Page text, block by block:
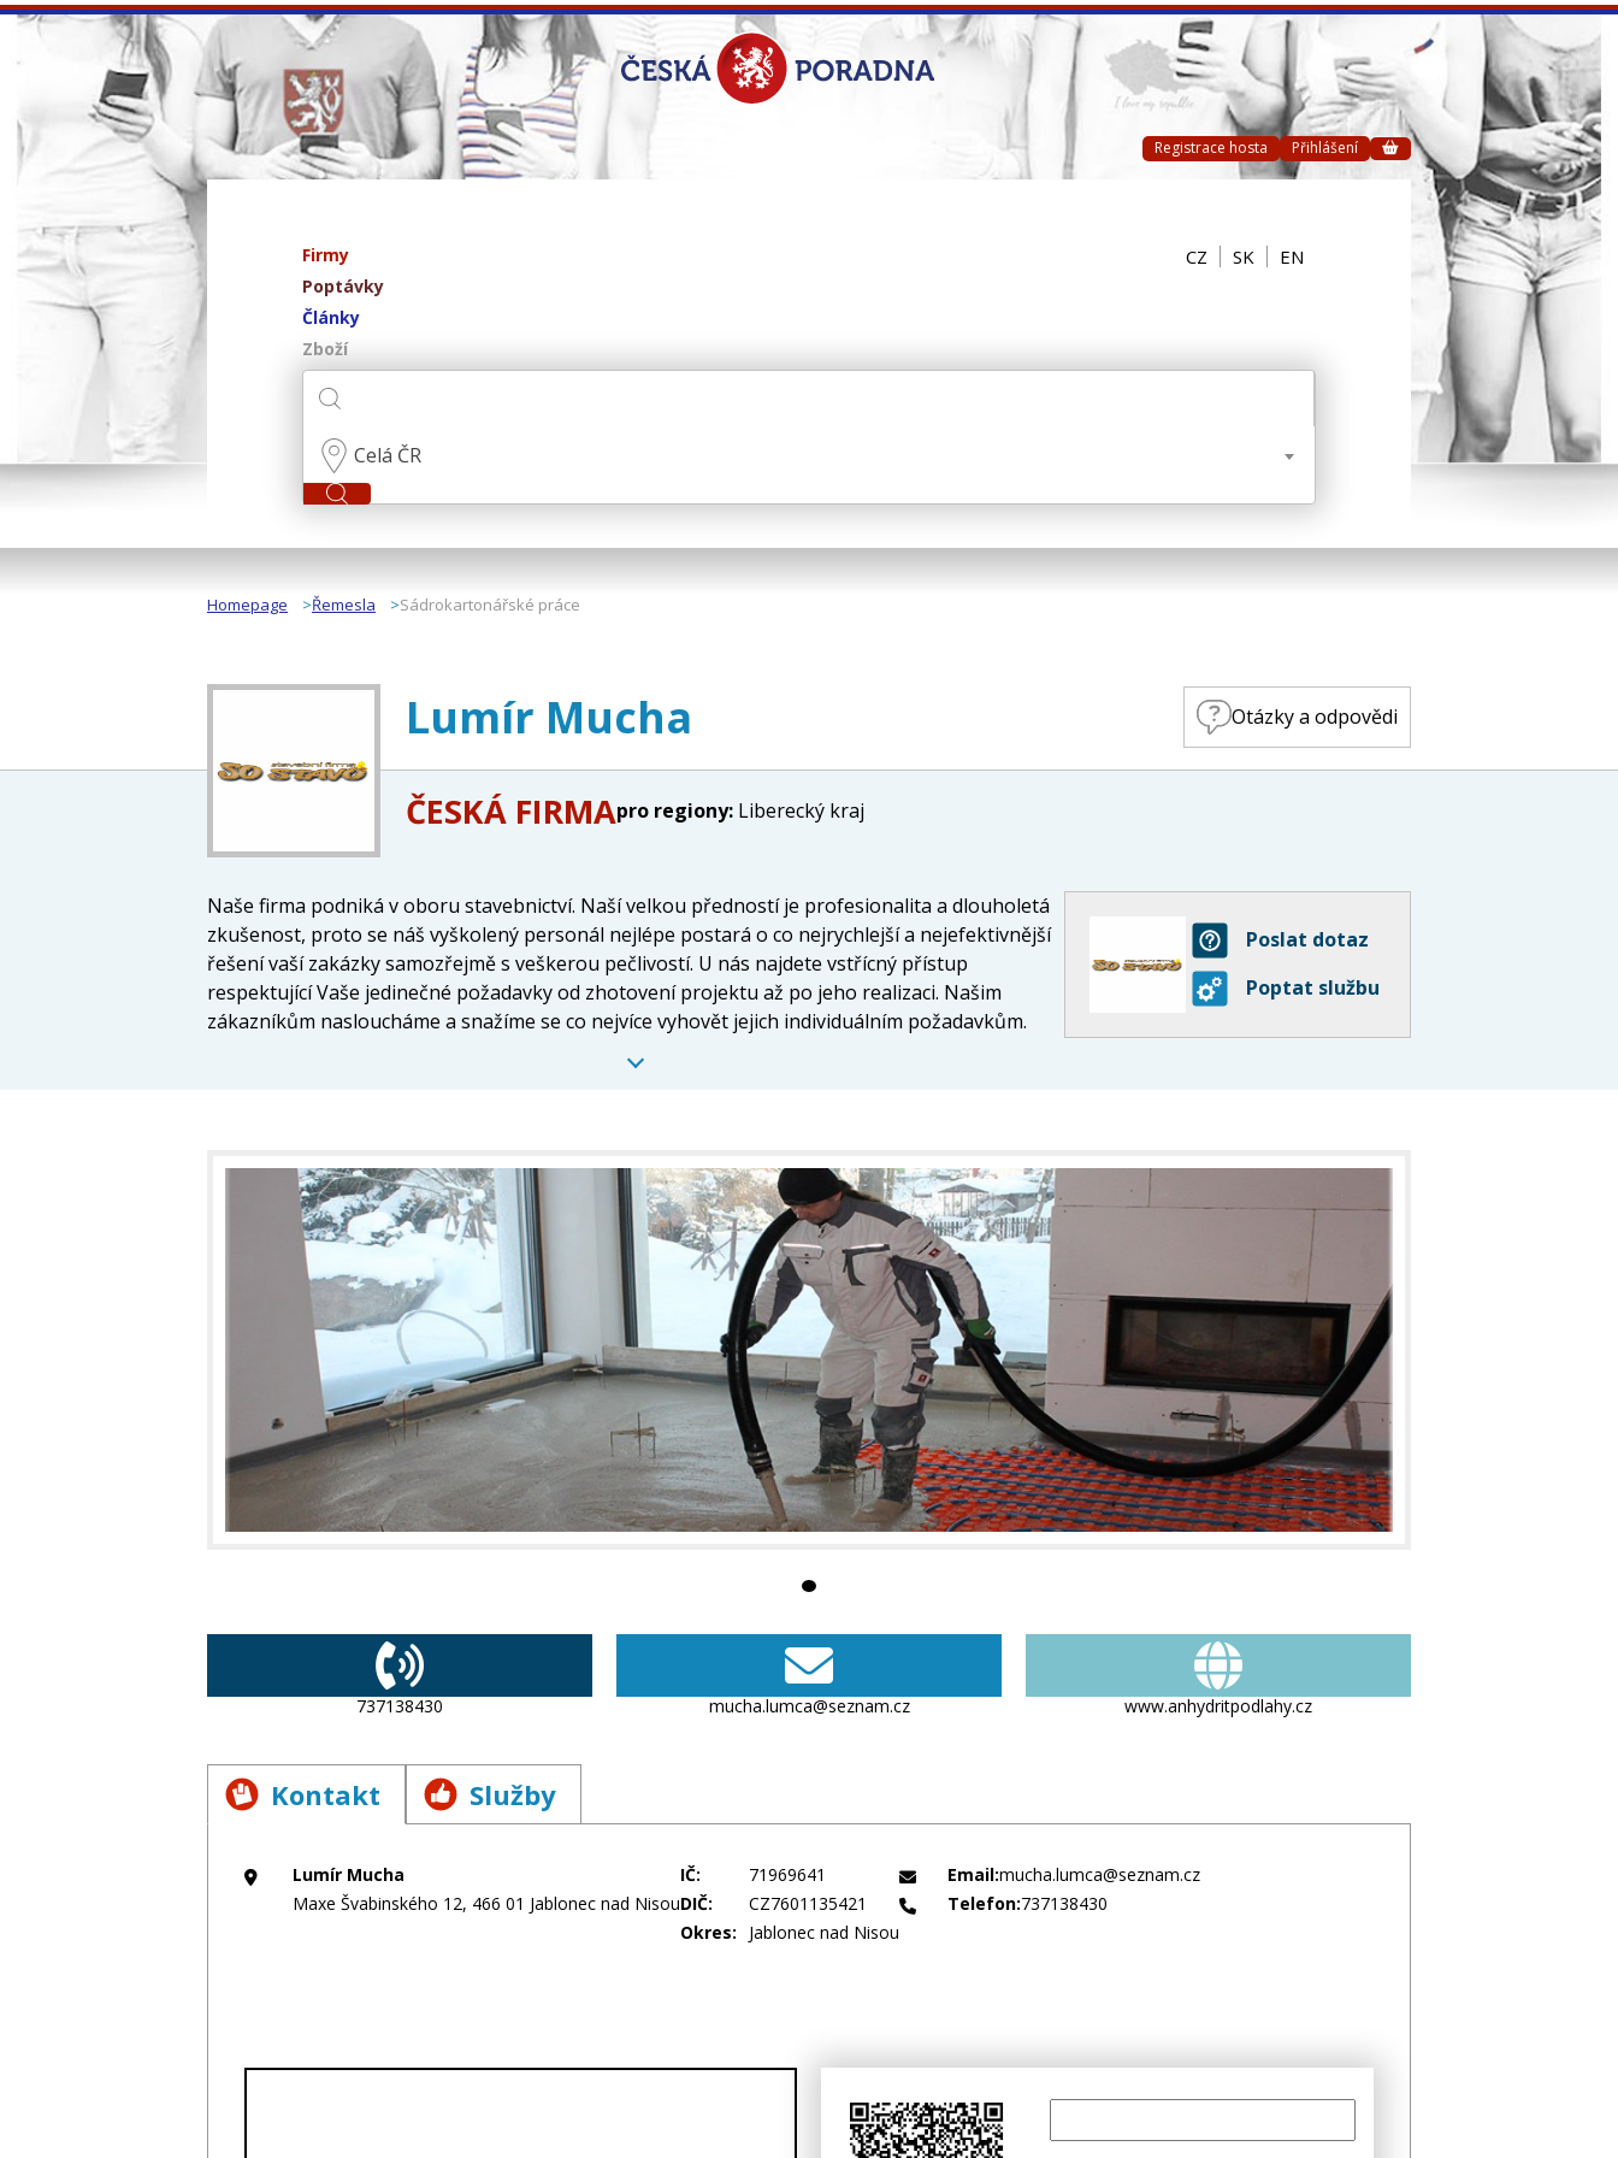
Registrace hosta Přihlášení
Firmy
Poptávky
Články
Zboží
CZ SK EN
Celá ČR
Homepage Řemesla Sádrokartonářské práce
Lumír Mucha Otázky a odpovědi
ČESKÁ FIRMApro regiony: Liberecký kraj
Naše firma podniká v oboru stavebnictví. Naší velkou předností je profesionalita a dlouholetá
zkušenost, proto se náš vyškolený personál nejlépe postará o co nejrychlejší a nejefektivnější
řešení vaší zakázky samozřejmě s veškerou pečlivostí. U nás najdete vstřícný přístup
respektující Vaše jedinečné požadavky od zhotovení projektu až po jeho realizaci. Našim
zákazníkům nasloucháme a snažíme se co nejvíce vyhovět jejich individuálním požadavkům.
- anhydritové podlahy
- cementové podlahy
- polystyrenbeton
- podlahové topení
- strojní omítky
- montáž SDK
Sídlíme v Jablonci nad Nisou na ulici Maxe Švabinského 12.
Poslat dotaz
Poptat službu
737138430 mucha.lumca@seznam.cz www.anhydritpodlahy.cz
Kontakt Služby
Lumír Mucha
Maxe Švabinského 12, 466 01 Jablonec nad Nisou
IČ:
71969641
DIČ:
CZ7601135421
Okres:
Jablonec nad Nisou
Email:mucha.lumca@seznam.cz
Telefon:737138430